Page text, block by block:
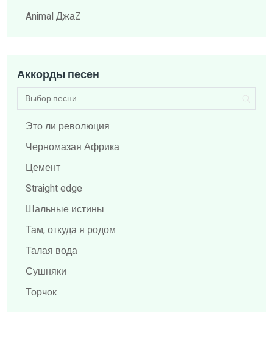
Animal ДжаZ
Brainstorm
BRUTTO
BY Effect
Dabro
Distemper
Elvis Presley
F.P.G.
Feduk
Flëur
Gilava
HammAli & Navai
Аккорды песен
Это ли революция
Черномазая Африка
Цемент
Straight edge
Шальные истины
Там, откуда я родом
Талая вода
Сушняки
Торчок